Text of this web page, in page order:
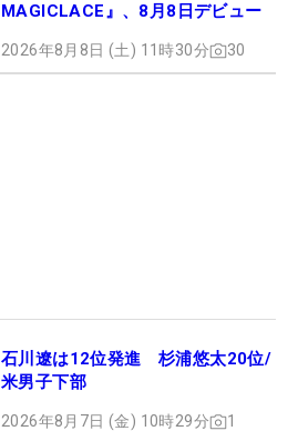
MAGICLACE』、8月8日デビュー
2026年8月8日 (土) 11時30分 30
石川遼は12位発進 杉浦悠太20位/
米男子下部
2026年8月7日 (金) 10時29分 1